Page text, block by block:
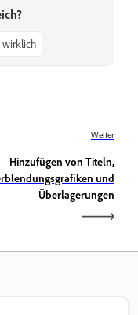
wirklich
Weiter
Hinzufügen von Titeln,
und
Überlagerungen